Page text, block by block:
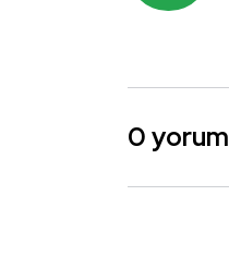
0 yorum